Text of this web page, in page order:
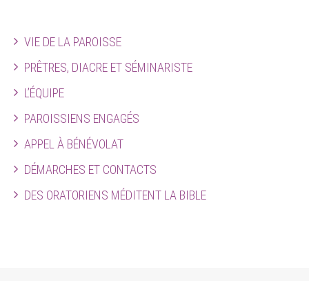
VIE DE LA PAROISSE
PRÊTRES, DIACRE ET SÉMINARISTE
L’ÉQUIPE
PAROISSIENS ENGAGÉS
APPEL À BÉNÉVOLAT
DÉMARCHES ET CONTACTS
DES ORATORIENS MÉDITENT LA BIBLE